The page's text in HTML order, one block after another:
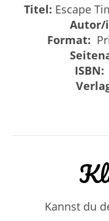
Titel: Escape
Autor/
Format:
ISBN:
Kannst du